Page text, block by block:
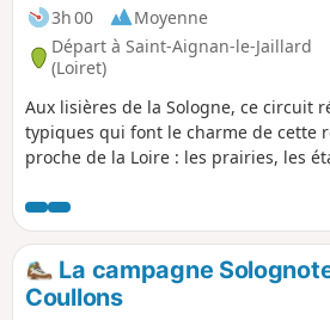
3h 00
Moyenne
Départ à Saint-Aignan-le-Jaillard
(Loiret)
Aux lisières de la Sologne, ce circuit
typiques qui font le charme de cette
proche de la Loire : les prairies, les
petite rivière de la Sange l'anime et
relief. Balisé jaune, cet itinéraire est
"PR® de la Vallée de la Sange - P
sur la route, ce circuit est constitué
revêtus.
La campagne
Coullons